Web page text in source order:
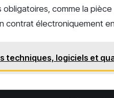
comme la pièce
contrat électroniquement
techniques, logiciels et